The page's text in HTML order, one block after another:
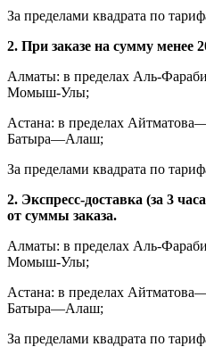
За пределами квадрата по
2. При заказе на сумму менее
Алматы: в пределах Аль-
Момыш-Улы;
Астана: в пределах
Батыра—Алаш;
За пределами квадрата по
2. Экспресс-доставка (за 3
от суммы заказа.
Алматы: в пределах Аль-
Момыш-Улы;
Астана: в пределах
Батыра—Алаш;
За пределами квадрата по